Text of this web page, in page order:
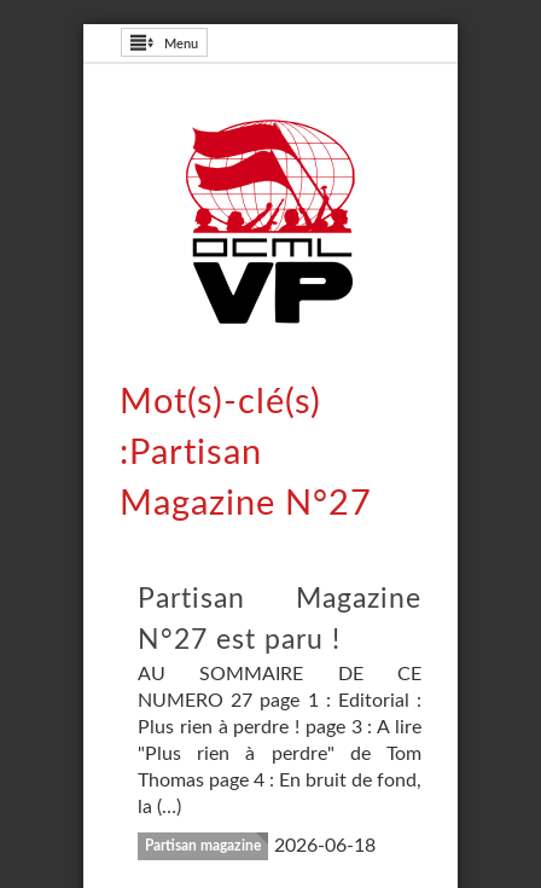
Menu
Mot(s)-clé(s)
:Partisan
Magazine N°27
Partisan Magazine
N°27 est paru !
AU SOMMAIRE DE CE
NUMERO 27 page 1 : Editorial :
Plus rien à perdre ! page 3 : A lire
"Plus rien à perdre" de Tom
Thomas page 4 : En bruit de fond,
la (…)
Partisan magazine 2026-06-18